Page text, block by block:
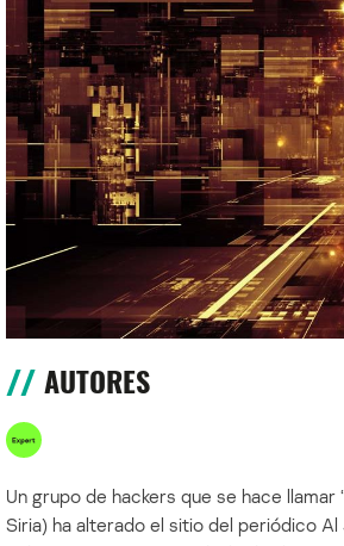
AUTORES
Un grupo de hackers que se hace
Siria) ha alterado el sitio del periódico